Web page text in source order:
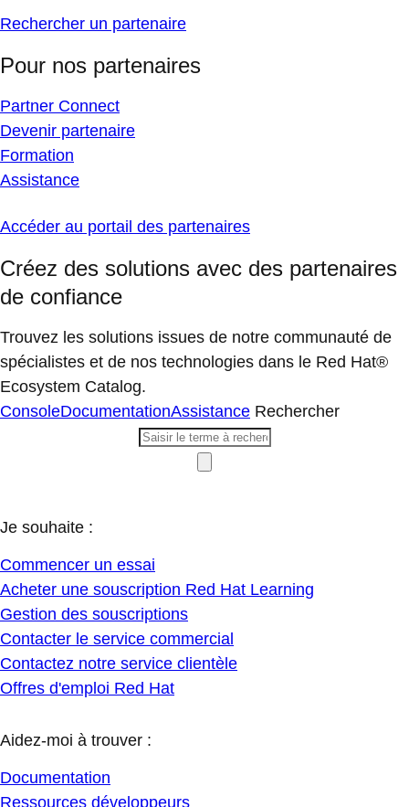
Rechercher un partenaire
Pour nos partenaires
Partner Connect
Devenir partenaire
Formation
Assistance
Accéder au portail des partenaires
Créez des solutions avec des partenaires
de confiance
Trouvez les solutions issues de notre communauté de
spécialistes et de nos technologies dans le Red Hat®
Ecosystem Catalog.
ConsoleDocumentationAssistance Rechercher
Je souhaite :
Commencer un essai
Acheter une souscription Red Hat Learning
Gestion des souscriptions
Contacter le service commercial
Contactez notre service clientèle
Offres d'emploi Red Hat
Aidez-moi à trouver :
Documentation
Ressources développeurs